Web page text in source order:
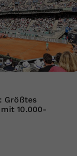
Größtes
10.000-